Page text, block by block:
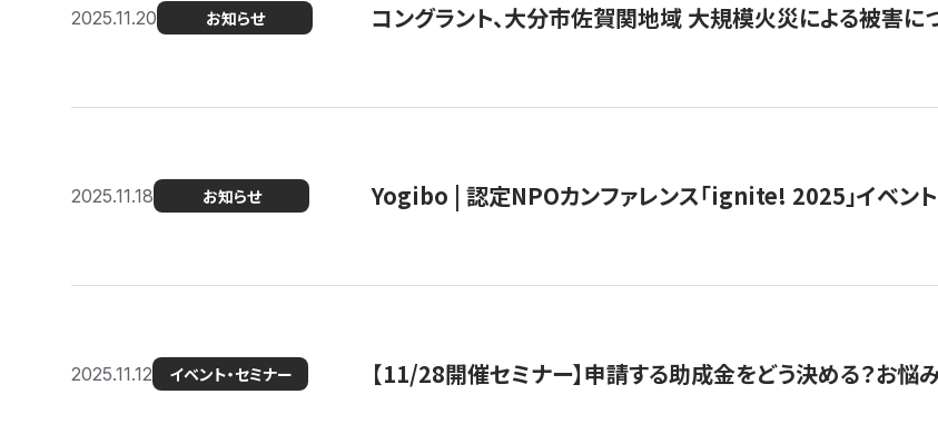
2025.11.20 お知らせ コングラント、大分市佐賀関地域 大規模火災による被害
2025.11.18 お知らせ Yogibo | 認定NPOカンファレンス「ignite! 2025」イベン
2025.11.12 イベント・セミナー 【11/28開催セミナー】申請する助成金をどう決める？お悩